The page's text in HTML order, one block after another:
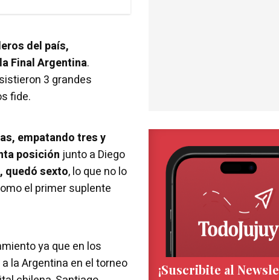
del país,
Final Argentina.
3 grandes
fide.
empatando tres y
posición junto a Diego
quedó sexto, lo que no lo
el primer suplente
ya que en los
la Argentina en el torneo
¡Suscribite al